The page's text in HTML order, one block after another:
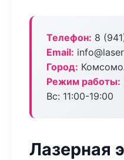
Телефон: 8
Email:
Город:
Режим работы:
Вс: 11:00-19:00
Лазерная